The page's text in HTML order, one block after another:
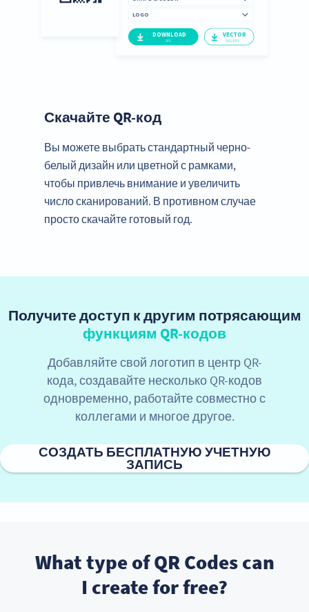
Скачайте QR-код
Вы можете выбрать стандартный черно-
белый дизайн или цветной с рамками,
чтобы привлечь внимание и увеличить
число сканирований. В противном случае
просто скачайте готовый год.
Получите доступ к другим потрясающим
функциям QR-кодов
Добавляйте свой логотип в центр QR-
кода, создавайте несколько QR-кодов
одновременно, работайте совместно с
коллегами и многое другое.
СОЗДАТЬ БЕСПЛАТНУЮ УЧЕТНУЮ
ЗАПИСЬ
What type of QR Codes can
I create for free?